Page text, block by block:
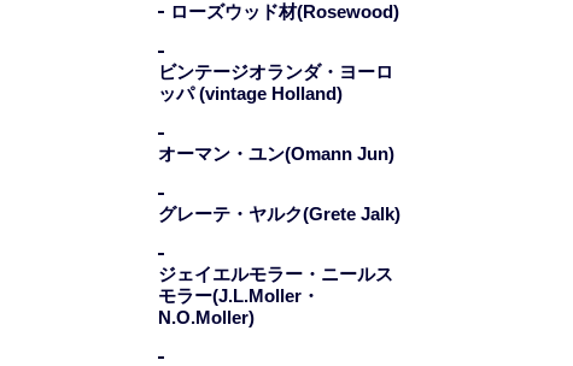
ローズウッド材(Rosewood)
ビンテージオランダ・ヨーロ
ッパ (vintage Holland)
オーマン・ユン(Omann Jun)
グレーテ・ヤルク(Grete Jalk)
ジェイエルモラー・ニールス
モラー(J.L.Moller・
N.O.Moller)